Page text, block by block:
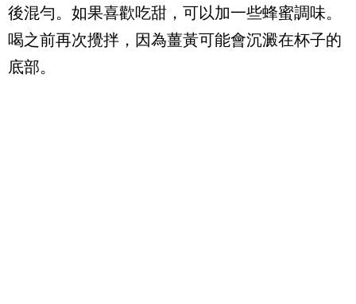
後混勻。如果喜歡吃甜，可以加一些蜂蜜調味。
喝之前再次攪拌，因為薑黃可能會沉澱在杯子的
底部。